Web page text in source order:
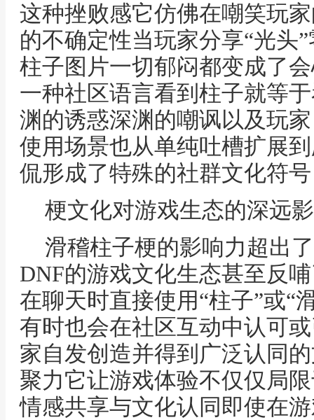
这种挫败感它仿佛在嘲笑玩
的不确定性当玩家分享“光头
柱子图片一切郁闷都变成了
一种社区语言看到柱子就等
渊的诱惑深渊的嘲讽以及玩
使用场景也从单纯吐槽扩展
侃形成了特殊的社群文化符号
梗文化对游戏生态的深远
滑稽柱子梗的影响力超出
DNF的游戏文化生态甚至反
在聊天时直接使用“柱子”或“
有时也会在社区互动中认可
家自发创造并得到广泛认同
聚力它让游戏体验不仅仅局
情感共享与文化认同即使在